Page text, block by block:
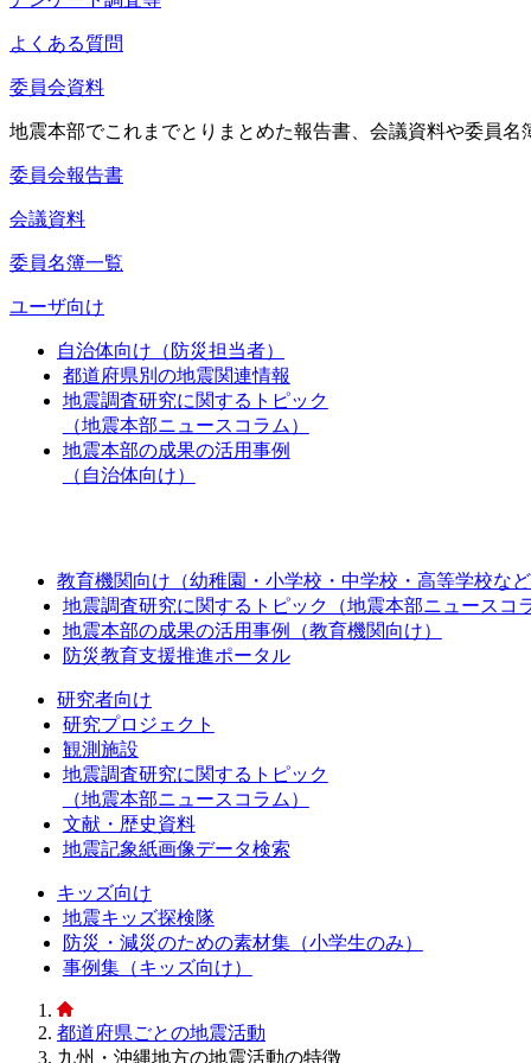
よくある質問
委員会資料
地震本部でこれまでとりまとめた報告書、会議資料や委員名
委員会報告書
会議資料
委員名簿一覧
ユーザ向け
自治体向け（防災担当者）
都道府県別の地震関連情報
地震調査研究に関するトピック
（地震本部ニュースコラム）
地震本部の成果の活用事例
（自治体向け）
教育機関向け（幼稚園・小学校・中学校・高等学校など
地震調査研究に関するトピック（地震本部ニュースコ
地震本部の成果の活用事例（教育機関向け）
防災教育支援推進ポータル
研究者向け
研究プロジェクト
観測施設
地震調査研究に関するトピック
（地震本部ニュースコラム）
文献・歴史資料
地震記象紙画像データ検索
キッズ向け
地震キッズ探検隊
防災・減災のための素材集（小学生のみ）
事例集（キッズ向け）
都道府県ごとの地震活動
九州・沖縄地方の地震活動の特徴